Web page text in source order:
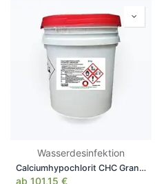
Wasserdesinfektion
Calciumhypochlorit CHC Granulat, im weißen Eimer, 25 kg
ab 101,15 €